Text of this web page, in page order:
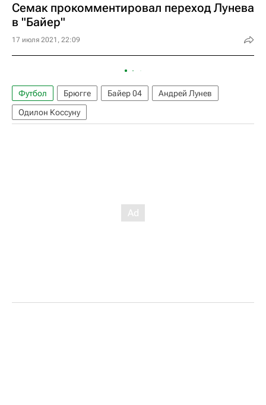
Семак прокомментировал переход Лунева
в "Байер"
17 июля 2021, 22:09
Футбол Брюгге Байер 04
Андрей Лунев
Одилон Коссуну